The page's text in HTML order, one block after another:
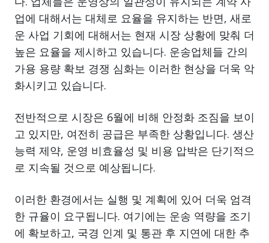
업에 대해서는 대체로 요율을 유지하는 반면, 새로
운 사업 기회에 대해서는 현재 시장 상황에 맞춰 더
높은 요율을 제시하고 있습니다. 운송업체들 간의
가용 용량 확보 경쟁 심화는 이러한 현상을 더욱 악
화시키고 있습니다.
전반적으로 시장은 6월에 비해 안정화 조짐을 보이
고 있지만, 여전히 공급은 부족한 상황입니다. 생산
능력 제약, 운영 비효율성 및 비용 압박은 단기적으
로 지속될 것으로 예상됩니다.
이러한 환경에서는 실행 및 계획에 있어 더욱 엄격
한 규율이 요구됩니다. 여기에는 운송 역량을 조기
에 확보하고, 국경 인계 및 통관 후 지연에 대한 추